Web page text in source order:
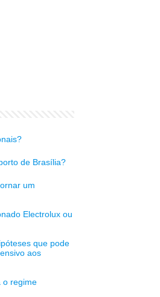
de Brasília?
um
Electrolux ou
que pode
aos
o regime